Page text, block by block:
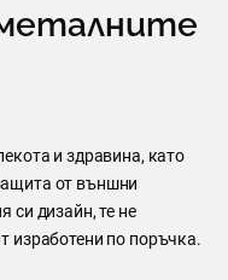
и здравина, като
от външни
си дизайн, те не
изработени по поръчка.